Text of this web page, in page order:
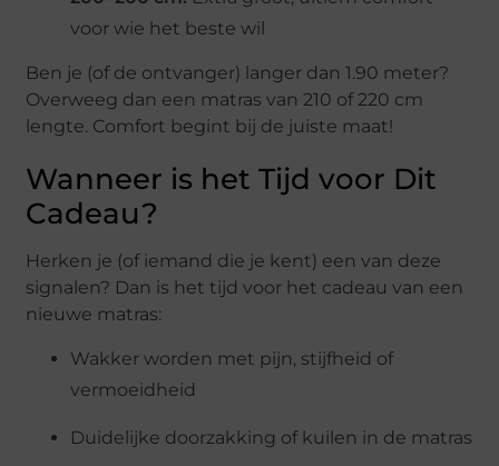
voor wie het beste wil
Ben je (of de ontvanger) langer dan 1.90 meter?
Overweeg dan een matras van 210 of 220 cm
lengte. Comfort begint bij de juiste maat!
Wanneer is het Tijd voor Dit
Cadeau?
Herken je (of iemand die je kent) een van deze
signalen? Dan is het tijd voor het cadeau van een
nieuwe matras:
Wakker worden met pijn, stijfheid of
vermoeidheid
Duidelijke doorzakking of kuilen in de matras